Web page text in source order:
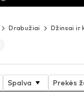
Drabužiai Džinsai ir
Spalva Prekės